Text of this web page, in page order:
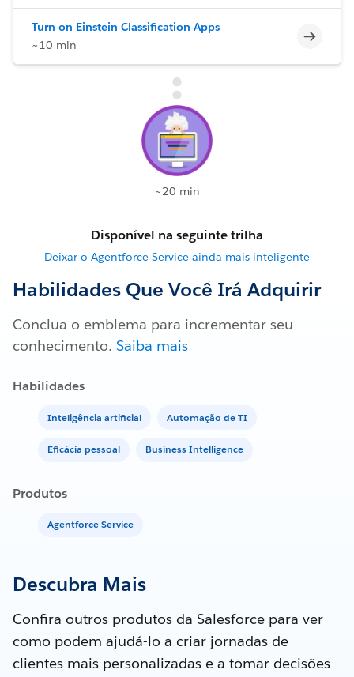
Turn on Einstein Classification Apps
~10 min
~20 min
Disponível na seguinte trilha
Deixar o Agentforce Service ainda mais inteligente
Habilidades Que Você Irá Adquirir
Conclua o emblema para incrementar seu
conhecimento. Saiba mais
Habilidades
Inteligência artificial Automação de TI
Eficácia pessoal Business Intelligence
Produtos
Agentforce Service
Descubra Mais
Confira outros produtos da Salesforce para ver
como podem ajudá-lo a criar jornadas de
clientes mais personalizadas e a tomar decisões